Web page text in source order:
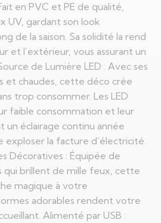
en PVC et PE de qualité,
UV, gardant son look
de la saison. Sa solidité la rend
et l’extérieur, vous assurant un
de Lumière LED : Avec ses
et chaudes, cette déco crée
trop consommer. Les LED
faible consommation et leur
un éclairage continu année
exploser la facture d’électricité.
Décoratives : Équipée de
qui brillent de mille feux, cette
magique à votre
adorables rendent votre
Alimenté par USB :